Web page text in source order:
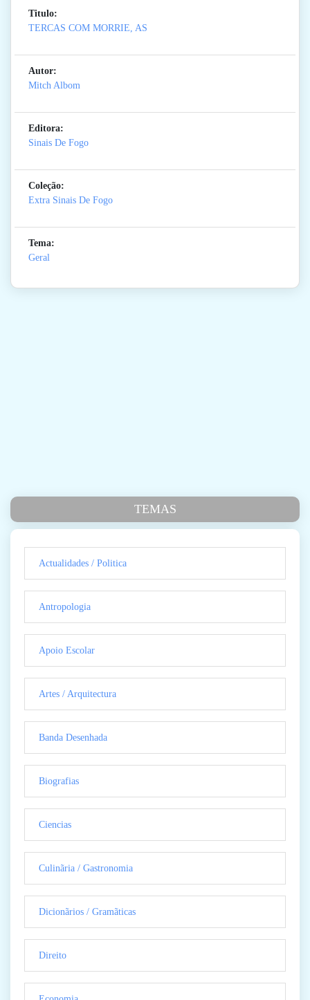
Titulo:
TERCAS COM MORRIE, AS
Autor:
Mitch Albom
Editora:
Sinais De Fogo
Coleção:
Extra Sinais De Fogo
Tema:
Geral
TEMAS
Actualidades / Politica
Antropologia
Apoio Escolar
Artes / Arquitectura
Banda Desenhada
Biografias
Ciencias
Culinãria / Gastronomia
Dicionãrios / Gramãticas
Direito